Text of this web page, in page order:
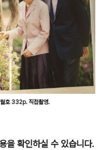
호 332p. 직접촬영.
을 확인하실 수 있습니다.